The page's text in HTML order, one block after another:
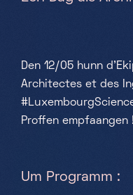
Den 12/05 hunn
Architectes et des
Proffen empfaangen !
Um Programm :